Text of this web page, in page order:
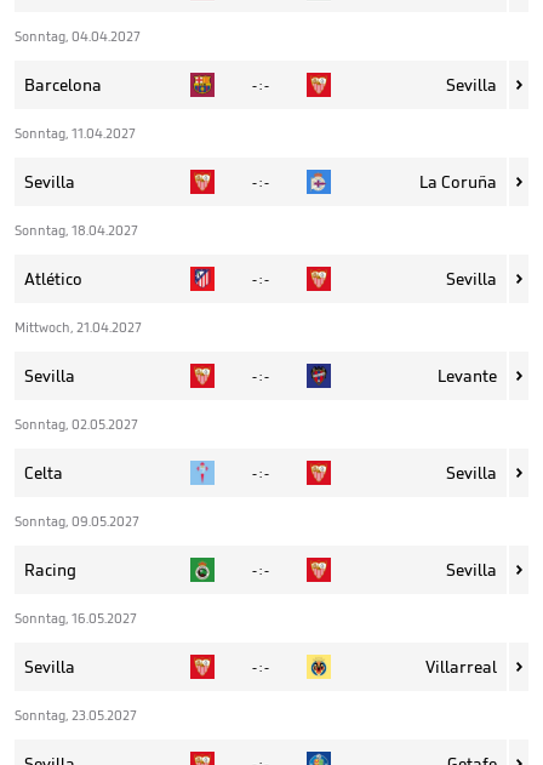
Sonntag, 04.04.2027
Barcelona - : - Sevilla 
Sonntag, 11.04.2027
Sevilla - : - La Coruña 
Sonntag, 18.04.2027
Atlético - : - Sevilla 
Mittwoch, 21.04.2027
Sevilla - : - Levante 
Sonntag, 02.05.2027
Celta - : - Sevilla 
Sonntag, 09.05.2027
Racing - : - Sevilla 
Sonntag, 16.05.2027
Sevilla - : - Villarreal 
Sonntag, 23.05.2027